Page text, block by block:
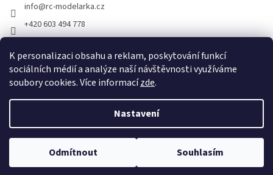
K personalizaci obsahu a reklam, poskytování funkcí
sociálních médií a analýze naší návštěvnosti využíváme
soubory cookies. Více informacízde.
Nastavení
Odmítnout Souhlasím
info@rc-modelarka.cz
+420 603 494 778
jino_hk
Copyright 2026RC modelářka. Všechna práva vyhrazena.Upravit